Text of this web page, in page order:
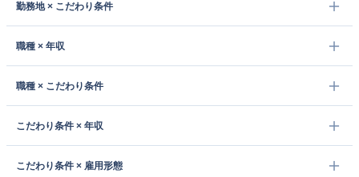
勤務地 × こだわり条件
職種 × 年収
職種 × こだわり条件
こだわり条件 × 年収
こだわり条件 × 雇用形態